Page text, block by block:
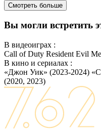
Смотреть больше
Вы могли встретить
В видеоиграх :
Call of Duty Resident Evil
В кино и сериалах :
«Джон Уик» (2023-2024)
(2020, 2023)